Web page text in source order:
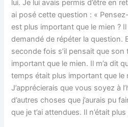
lui. Je lui avais permis d’être en
ai posé cette question : «
est plus important que le mien ? Il
demandé de répéter la question.
seconde fois s’il pensait que son
important que le mien. Il m’a dit
temps était plus important que le
J’apprécierais que vous soyez à
d’autres choses que j’aurais pu
que je t’ai attendues. Il n’était